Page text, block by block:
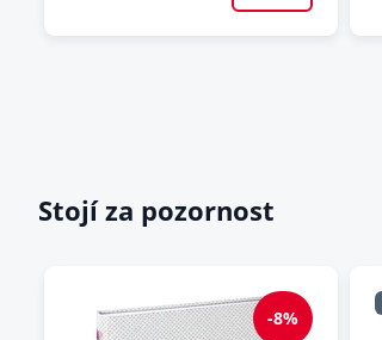
Stojí za pozornost
-8%